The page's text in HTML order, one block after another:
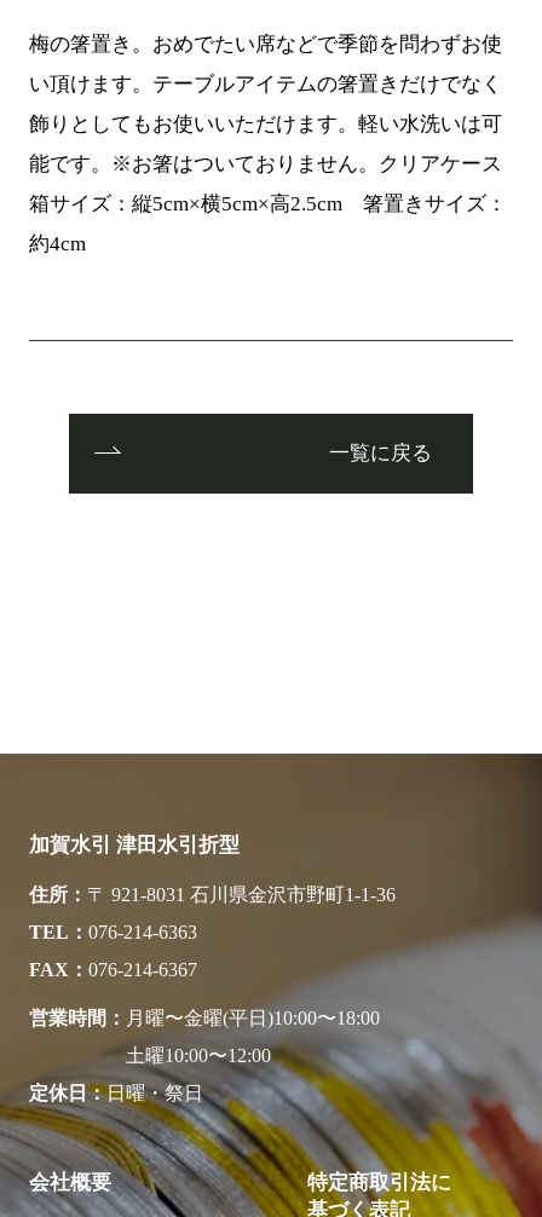
梅の箸置き。おめでたい席などで季節を問わずお使
い頂けます。テーブルアイテムの箸置きだけでなく
飾りとしてもお使いいただけます。軽い水洗いは可
能です。※お箸はついておりません。クリアケース
箱サイズ：縦5cm×横5cm×高2.5cm 箸置きサイズ：
約4cm
一覧に戻る
加賀水引 津田水引折型
住所
〒 921-8031 石川県金沢市野町1-1-36
TEL
076-214-6363
FAX
076-214-6367
営業時間
月曜〜金曜(平日)10:00〜18:00
土曜10:00〜12:00
定休日
日曜・祭日
会社概要
特定商取引法に
基づく表記